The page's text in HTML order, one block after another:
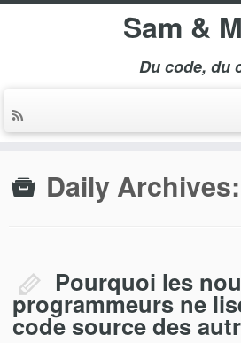
Sam &
Du code, du
Daily Archives:
Pourquoi les
programmeurs ne
code source des